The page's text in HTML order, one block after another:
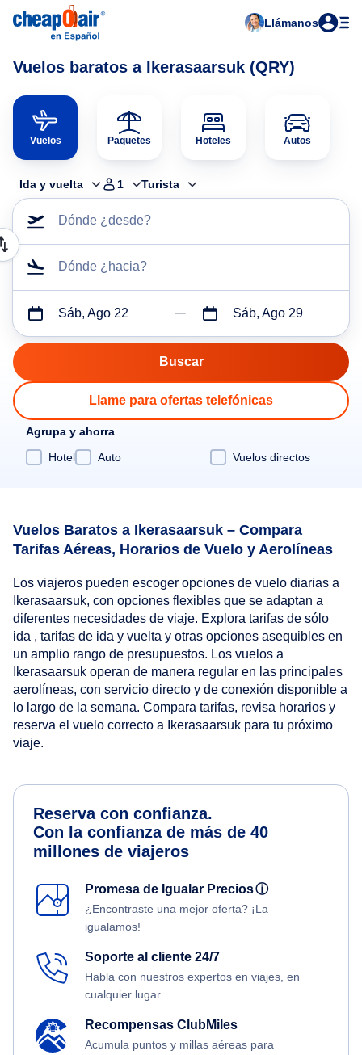
Llámanos
Vuelos baratos a Ikerasaarsuk (QRY)
Vuelos Paquetes Hoteles Autos
Ida y vuelta 1 Turista
Dónde ¿desde?
Dónde ¿hacia?
Sáb, Ago 22 Sáb, Ago 29
Llame para ofertas telefónicas
Agrupa y ahorra
Hotel
Auto Vuelos directos
Vuelos Baratos a Ikerasaarsuk – Compara
Tarifas Aéreas, Horarios de Vuelo y Aerolíneas
Los viajeros pueden escoger opciones de vuelo diarias a
Ikerasaarsuk, con opciones flexibles que se adaptan a
diferentes necesidades de viaje. Explora tarifas de sólo
ida , tarifas de ida y vuelta y otras opciones asequibles en
un amplio rango de presupuestos. Los vuelos a
Ikerasaarsuk operan de manera regular en las principales
aerolíneas, con servicio directo y de conexión disponible a
lo largo de la semana. Compara tarifas, revisa horarios y
reserva el vuelo correcto a Ikerasaarsuk para tu próximo
viaje.
Reserva con confianza.
Con la confianza de más de 40
millones de viajeros
Promesa de Igualar Preciosⓘ
¿Encontraste una mejor oferta? ¡La
igualamos!
Soporte al cliente 24/7
Habla con nuestros expertos en viajes, en
cualquier lugar
Recompensas ClubMiles
Acumula puntos y millas aéreas para